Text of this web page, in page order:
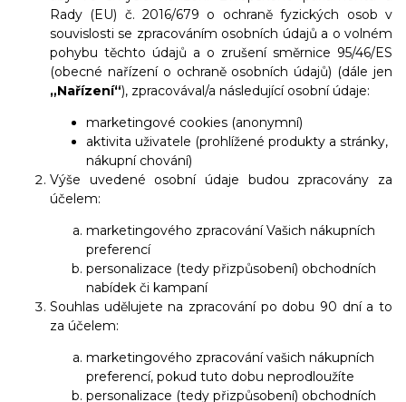
Rady (EU) č. 2016/679 o ochraně fyzických osob v
souvislosti se zpracováním osobních údajů a o volném
pohybu těchto údajů a o zrušení směrnice 95/46/ES
(obecné nařízení o ochraně osobních údajů) (dále jen
„Nařízení“), zpracovával/a následující osobní údaje:
marketingové cookies (anonymní)
aktivita uživatele (prohlížené produkty a stránky,
nákupní chování)
Výše uvedené osobní údaje budou zpracovány za
účelem:
marketingového zpracování Vašich nákupních
preferencí
personalizace (tedy přizpůsobení) obchodních
nabídek či kampaní
Souhlas udělujete na zpracování po dobu 90 dní a to
za účelem:
marketingového zpracování vašich nákupních
preferencí, pokud tuto dobu neprodloužíte
personalizace (tedy přizpůsobení) obchodních